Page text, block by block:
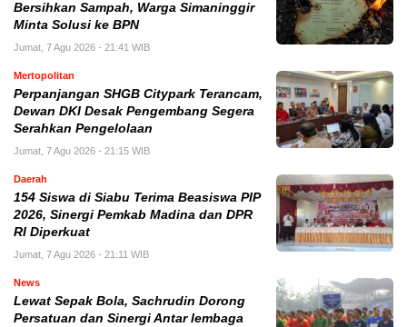
Bersihkan Sampah, Warga Simaninggir
Minta Solusi ke BPN
Jumat, 7 Agu 2026 - 21:41 WIB
Mertopolitan
Perpanjangan SHGB Citypark Terancam,
Dewan DKI Desak Pengembang Segera
Serahkan Pengelolaan
Jumat, 7 Agu 2026 - 21:15 WIB
Daerah
154 Siswa di Siabu Terima Beasiswa PIP
2026, Sinergi Pemkab Madina dan DPR
RI Diperkuat
Jumat, 7 Agu 2026 - 21:11 WIB
News
Lewat Sepak Bola, Sachrudin Dorong
Persatuan dan Sinergi Antar lembaga